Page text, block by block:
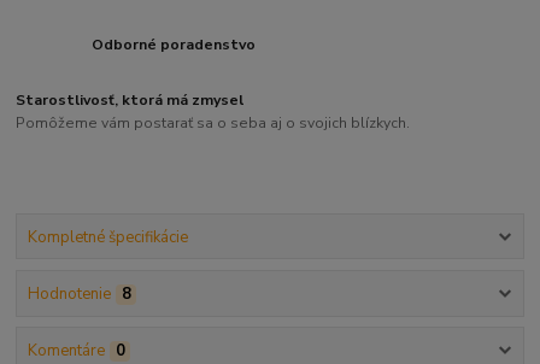
Odborné poradenstvo
Starostlivosť, ktorá má zmysel
Pomôžeme vám postarať sa o seba aj o svojich blízkych.
Kompletné špecifikácie
Hodnotenie 8
Komentáre 0